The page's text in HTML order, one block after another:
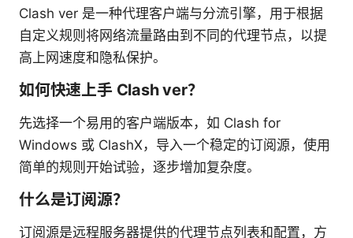
Clash ver 是一种代理客户端与分流引擎，用于根据
自定义规则将网络流量路由到不同的代理节点，以提
高上网速度和隐私保护。
如何快速上手 Clash ver？
先选择一个易用的客户端版本，如 Clash for
Windows 或 ClashX，导入一个稳定的订阅源，使用
简单的规则开始试验，逐步增加复杂度。
什么是订阅源？
订阅源是远程服务器提供的代理节点列表和配置，方